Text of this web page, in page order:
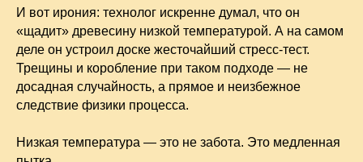
И вот ирония: технолог искренне думал, что он
«щадит» древесину низкой температурой. А на самом
деле он устроил доске жесточайший стресс-тест.
Трещины и коробление при таком подходе — не
досадная случайность, а прямое и неизбежное
следствие физики процесса.
Низкая температура — это не забота. Это медленная